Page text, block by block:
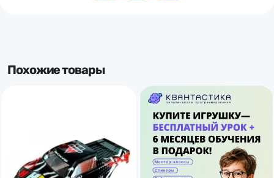
Похожие товары